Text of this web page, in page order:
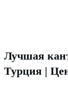
Лучшая
Турция |